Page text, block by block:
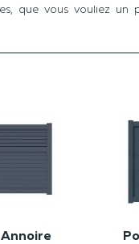
que vous vouliez un